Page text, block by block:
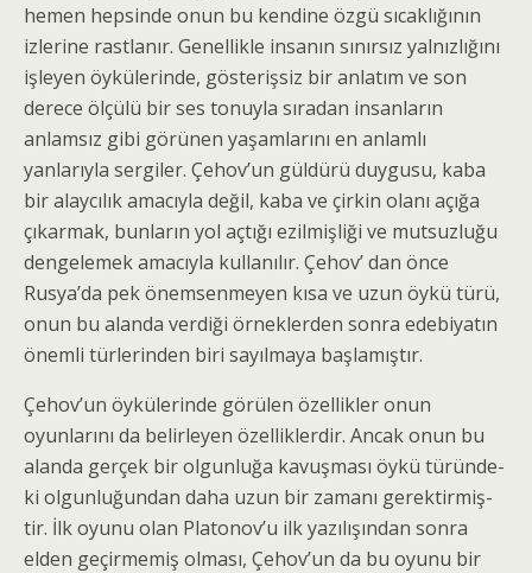
hemen hepsinde onun bu kendine özgü sıcaklığının
izlerine rastlanır. Genellikle insanın sınır­sız yalnızlığını
işleyen öykülerinde, gösterişsiz bir anlatım ve son
derece ölçülü bir ses tonuyla sıradan insanların
anlamsız gibi görünen yaşamlarını en anlamlı
yanlarıyla sergiler. Çehov’un güldürü duygu­su, kaba
bir alaycılık amacıyla değil, kaba ve çirkin olanı açığa
çıkarmak, bunların yol açtığı ezilmişliği ve mutsuzluğu
dengelemek amacıyla kullanılır. Çehov’ dan önce
Rusya’da pek önemsenmeyen kısa ve uzun öykü türü,
onun bu alanda verdiği örneklerden sonra edebiyatın
önemli türlerinden biri sayılmaya başla­mıştır.
Çehov’un öykülerinde görülen özellikler onun
oyunlarını da belirleyen özelliklerdir. Ancak onun bu
alanda gerçek bir olgunluğa kavuşması öykü türünde­
ki olgunluğundan daha uzun bir zamanı gerektirmiş­
tir. İlk oyunu olan Platonov’u ilk yazılışından sonra
elden geçirmemiş olması, Çehov’un da bu oyunu bir